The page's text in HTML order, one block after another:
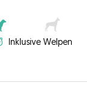
Inklusive Welpen